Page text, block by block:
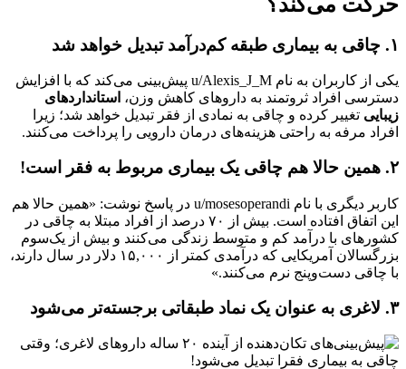
۱. چاقی به بیماری طبقه کم‌درآمد تبدیل خواهد شد
یکی از کاربران به نام u/Alexis_J_M پیش‌بینی می‌کند که با افزایش
دسترسی افراد ثروتمند به داروهای کاهش وزن، استانداردهای
زیبایی تغییر کرده و چاقی به نمادی از فقر تبدیل خواهد شد؛ زیرا
افراد مرفه به راحتی هزینه‌های درمان دارویی را پرداخت می‌کنند.
۲. همین حالا هم چاقی یک بیماری مربوط به فقر است!
کاربر دیگری با نام u/mosesoperandi در پاسخ نوشت: «همین حالا هم
این اتفاق افتاده است. بیش از ۷۰ درصد از افراد مبتلا به چاقی در
کشورهای با درآمد کم و متوسط زندگی می‌کنند و بیش از یک‌سوم
بزرگسالان آمریکایی که درآمدی کمتر از ۱۵,۰۰۰ دلار در سال دارند،
با چاقی دست‌و‌پنج نرم می‌کنند.»
۳. لاغری به عنوان یک نماد طبقاتی برجسته‌تر می‌شود